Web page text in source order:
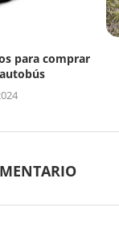
para comprar